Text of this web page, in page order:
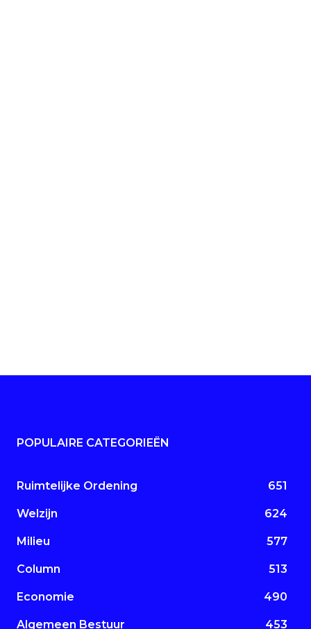
POPULAIRE CATEGORIEËN
Ruimtelijke Ordening 651
Welzijn 624
Milieu 577
Column 513
Economie 490
Algemeen Bestuur 453